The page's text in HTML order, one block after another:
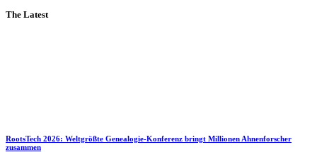
The Latest
RootsTech 2026: Weltgrößte Genealogie-Konferenz bringt Millionen Ahnenforscher
zusammen